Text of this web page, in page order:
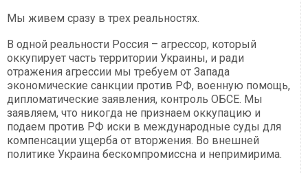
Мы живем сразу в трех реальностях.
В одной реальности Россия – агрессор, который
оккупирует часть территории Украины, и ради
отражения агрессии мы требуем от Запада
экономические санкции против РФ, военную помощь,
дипломатические заявления, контроль ОБСЕ. Мы
заявляем, что никогда не признаем оккупацию и
подаем против РФ иски в международные суды для
компенсации ущерба от вторжения. Во внешней
политике Украина бескомпромиссна и непримирима.